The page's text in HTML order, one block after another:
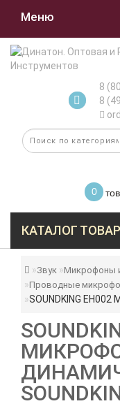
Меню
8
8
0
КАТАЛОГ
Звук
Микрофоны
Проводные
SOUNDKING